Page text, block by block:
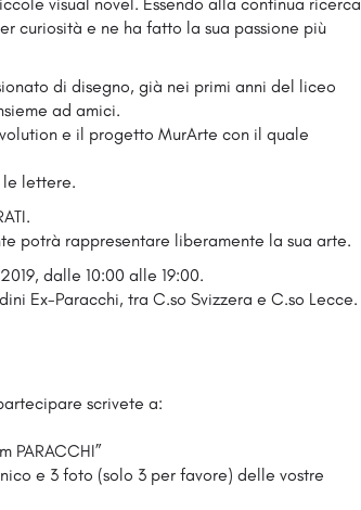
visual novel. Essendo alla continua ricerca
curiosità e ne ha fatto la sua passione più
di disegno, già nei primi anni del liceo
ad amici.
e il progetto MurArte con il quale
le lettere.
potrà rappresentare liberamente la sua arte.
dalle 10:00 alle 19:00.
Ex-Paracchi, tra C.so Svizzera e C.so Lecce.
scrivete a:
PARACCHI”
e 3 foto (solo 3 per favore) delle vostre